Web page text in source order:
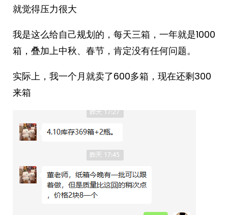
就觉得压力很大
我是这么给自己规划的，每天三箱，一年就是1000
箱，叠加上中秋、春节，肯定没有任何问题。
实际上，我一个月就卖了600多箱，现在还剩300
来箱